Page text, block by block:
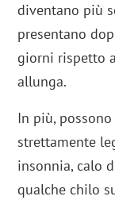
diventano più
presentano
giorni rispetto
allunga.
In più,
strettamente
insonnia, calo
qualche chilo